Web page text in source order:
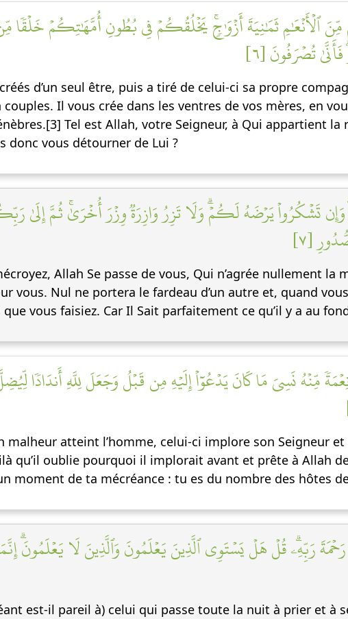
ٱلۡأَنۡعَٰمِ ثَمَٰنِيَةَ أَزۡوَٰجٖۚ يَخۡلُقُكُمۡ فِي بُطُونِ أُمَّهَٰتِكُمۡ خَلۡقٗا
تُصۡرَفُونَ [٦]
d’un seul être, puis a tiré de celui-ci sa propre
couples. Il vous crée dans les ventres de vos mères, en
Tel est Allah, votre Seigneur, à Qui appartient
donc vous détourner de Lui ?
تَشۡكُرُواْ يَرۡضَهُ لَكُمۡۗ وَلَا تَزِرُ وَازِرَةٞ وِزۡرَ أُخۡرَىٰۚ ثُمَّ إِلَىٰ
[٧]
Allah Se passe de vous, Qui n’agrée nullement
vous. Nul ne portera le fardeau d’un autre et, quand
vous faisiez. Car Il Sait parfaitement ce qu’il y a au
مِّنۡهُ نَسِيَ مَا كَانَ يَدۡعُوٓاْ إِلَيۡهِ مِن قَبۡلُ وَجَعَلَ لِلَّهِ أَندَادٗا
malheur atteint l’homme, celui-ci implore son Seigneur
qu’il oublie pourquoi il implorait avant et prête à Allah
moment de ta mécréance : tu es du nombre des hôtes de
رَبِّهِۦۗ قُلۡ هَلۡ يَسۡتَوِي ٱلَّذِينَ يَعۡلَمُونَ وَٱلَّذِينَ لَا يَعۡلَمُونَۗ
est-il pareil à) celui qui passe toute la nuit à prier et à